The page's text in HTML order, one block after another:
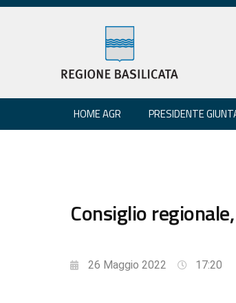
HOME AGR PRESIDENTE
Consiglio
26 Maggio 2022 17:20